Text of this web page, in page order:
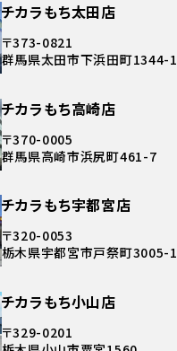
チカラもち太田店
〒373-0821
群馬県太田市下浜田町1344-1
チカラもち高崎店
〒370-0005
群馬県高崎市浜尻町461-7
チカラもち宇都宮店
〒320-0053
栃木県宇都宮市戸祭町3005-1
チカラもち小山店
〒329-0201